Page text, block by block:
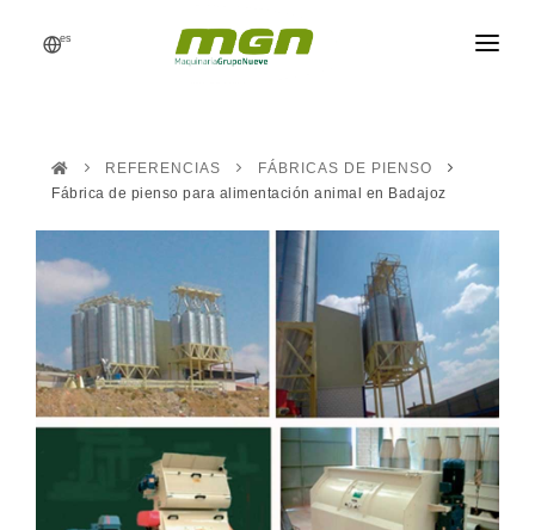
es
PROCESOS
RECAMBIOS
REFERENCIAS
NOTICIAS
PRESUPUESTO
REFERENCIAS
FÁBRICAS DE PIENSO
Fábrica de pienso para alimentación animal en Badajoz